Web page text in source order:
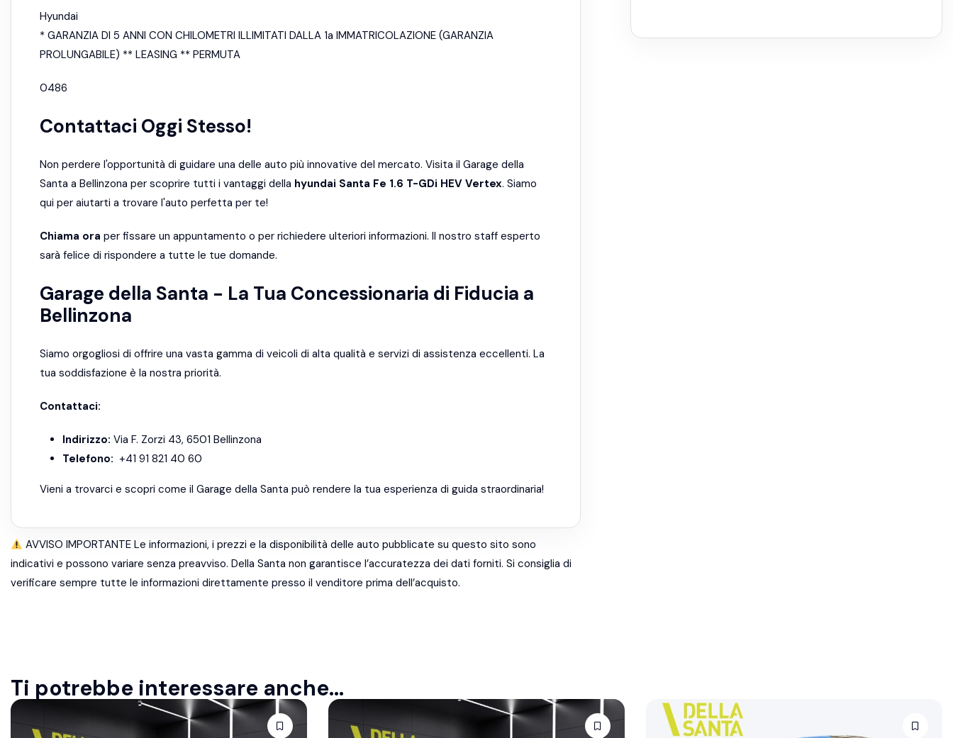
Hyundai
* GARANZIA DI 5 ANNI CON CHILOMETRI ILLIMITATI DALLA 1a IMMATRICOLAZIONE (GARANZIA
PROLUNGABILE) ** LEASING ** PERMUTA
0486
Contattaci Oggi Stesso!
Non perdere l'opportunità di guidare una delle auto più innovative del mercato. Visita il Garage della
Santa a Bellinzona per scoprire tutti i vantaggi della hyundai Santa Fe 1.6 T-GDi HEV Vertex. Siamo
qui per aiutarti a trovare l'auto perfetta per te!
Chiama ora per fissare un appuntamento o per richiedere ulteriori informazioni. Il nostro staff esperto
sarà felice di rispondere a tutte le tue domande.
Garage della Santa - La Tua Concessionaria di Fiducia a
Bellinzona
Siamo orgogliosi di offrire una vasta gamma di veicoli di alta qualità e servizi di assistenza eccellenti. La
tua soddisfazione è la nostra priorità.
Contattaci:
Indirizzo: Via F. Zorzi 43, 6501 Bellinzona
Telefono: +41 91 821 40 60
Vieni a trovarci e scopri come il Garage della Santa può rendere la tua esperienza di guida straordinaria!
AVVISO IMPORTANTE Le informazioni, i prezzi e la disponibilità delle auto pubblicate su questo sito sono
indicativi e possono variare senza preavviso. Della Santa non garantisce l’accuratezza dei dati forniti. Si consiglia di
verificare sempre tutte le informazioni direttamente presso il venditore prima dell’acquisto.
Ti potrebbe interessare anche...